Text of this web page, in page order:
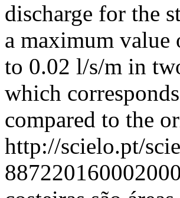
discharge for the
a maximum
to 0.02 l/s/m in
which
compared to the
http://scielo.pt/